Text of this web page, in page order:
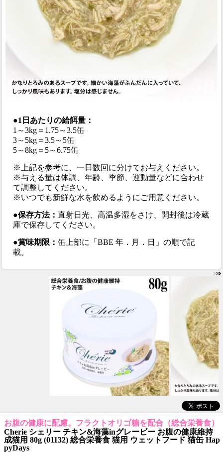
●1日あたりの給餌量：
1～3kg＝1.75～3.5缶
3～5kg＝3.5～5缶
5～8kg＝5～6.75缶
※上記を参考に、一日数回に分けてお与えください。
※与える量は体調、年齢、季節、運動量などに合わせ
て調整してください。
※いつでも新鮮な水を飲めるようにご用意ください。
●保存方法：直射日光、高温多湿をさけ、開封後は冷蔵
庫で保存してください。
●賞味期限：缶上部に「BBE 年．月．日」の順で記
載。
お腹の健康に配慮。フラクトオリゴ糖を配合（総合栄養食）
Cherie シェリー チキン&海藻inグレービー お腹の健康維持
成猫用 80g (01132) 総合栄養食 猫用 ウェットフード 猫缶 Hap
pyDays